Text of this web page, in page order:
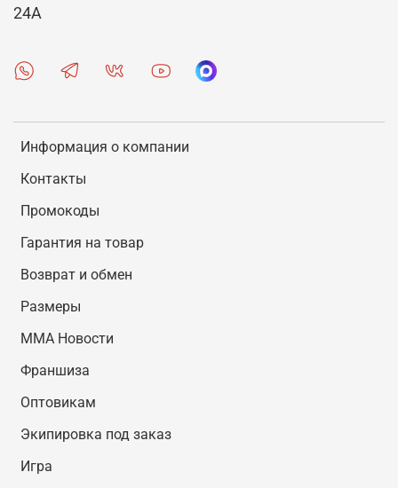
Информация о компании
Контакты
Промокоды
Гарантия на товар
Возврат и обмен
Размеры
MMA Новости
Франшиза
Оптовикам
Экипировка под заказ
Игра
24А